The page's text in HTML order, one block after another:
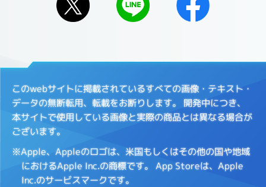
このwebサイトに掲載されているすべての画像・テキスト・
データの無断転用、転載をお断りします。 開発中につき、
本サイトで使用している画像と実際の商品とは異なる場合が
ございます。
※Apple、Appleのロゴは、米国もしくはその他の国や地域
におけるApple Inc.の商標です。 App Storeは、Apple
Inc.のサービスマークです。